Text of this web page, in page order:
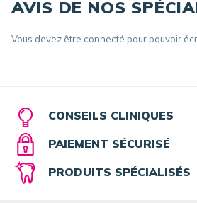
AVIS DE NOS
Vous devez être connecté pour pouvoir
CONSEILS CLINIQUES
PAIEMENT SÉCURISÉ
PRODUITS SPÉCIALISÉS